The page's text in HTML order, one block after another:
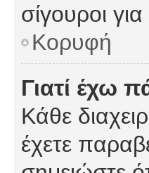
σίγουροι
Κορυφή
Γιατί έχω
Κάθε
έχετε